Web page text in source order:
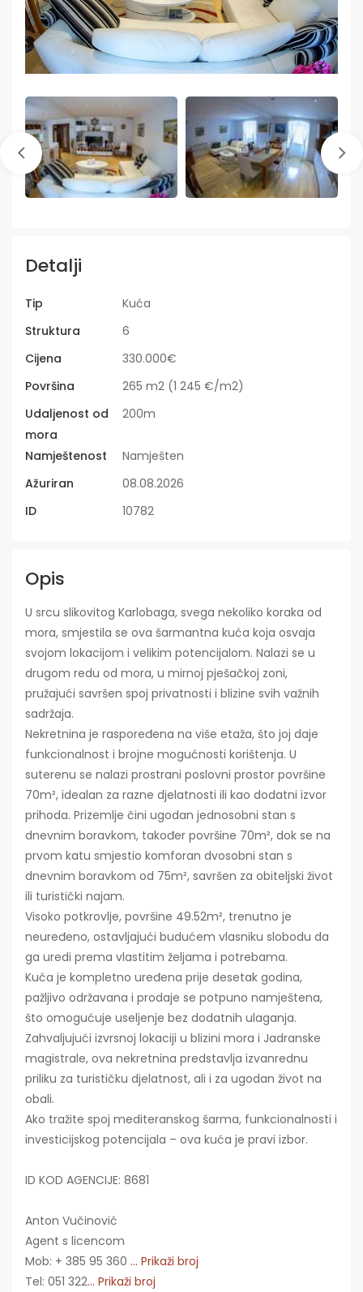
Detalji
Tip
Kuća
Struktura
6
Cijena
330.000€
Površina
265 m2 (1 245 €/m2)
Udaljenost od
mora
200m
Namještenost
Namješten
Ažuriran
08.08.2026
ID
10782
Opis
U srcu slikovitog Karlobaga, svega nekoliko koraka od
mora, smjestila se ova šarmantna kuća koja osvaja
svojom lokacijom i velikim potencijalom. Nalazi se u
drugom redu od mora, u mirnoj pješačkoj zoni,
pružajući savršen spoj privatnosti i blizine svih važnih
sadržaja.
Nekretnina je raspoređena na više etaža, što joj daje
funkcionalnost i brojne mogućnosti korištenja. U
suterenu se nalazi prostrani poslovni prostor površine
70m², idealan za razne djelatnosti ili kao dodatni izvor
prihoda. Prizemlje čini ugodan jednosobni stan s
dnevnim boravkom, također površine 70m², dok se na
prvom katu smjestio komforan dvosobni stan s
dnevnim boravkom od 75m², savršen za obiteljski život
ili turistički najam.
Visoko potkrovlje, površine 49.52m², trenutno je
neuređeno, ostavljajući budućem vlasniku slobodu da
ga uredi prema vlastitim željama i potrebama.
Kuća je kompletno uređena prije desetak godina,
pažljivo održavana i prodaje se potpuno namještena,
što omogućuje useljenje bez dodatnih ulaganja.
Zahvaljujući izvrsnoj lokaciji u blizini mora i Jadranske
magistrale, ova nekretnina predstavlja izvanrednu
priliku za turističku djelatnost, ali i za ugodan život na
obali.
Ako tražite spoj mediteranskog šarma, funkcionalnosti i
investicijskog potencijala – ova kuća je pravi izbor.
ID KOD AGENCIJE: 8681
Anton Vučinović
Agent s licencom
Mob: + 385 95 360 ... Prikaži broj
Tel: 051 322... Prikaži broj